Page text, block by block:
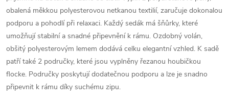
obalená měkkou polyesterovou netkanou textilií, zaručuje dokonalou
podporu a pohodlí při relaxaci. Každý sedák má šňůrky, které
umožňují stabilní a snadné připevnění k rámu. Ozdobný volán,
obšitý polyesterovým lemem dodává celku elegantní vzhled. K sadě
patří také 2 područky, které jsou vyplněny řezanou houbičkou
flocke. Područky poskytují dodatečnou podporu a lze je snadno
připevnit k rámu díky suchému zipu.